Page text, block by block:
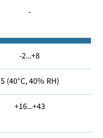
-
-2...+8
5 (40°C, 40% RH)
+16...+43